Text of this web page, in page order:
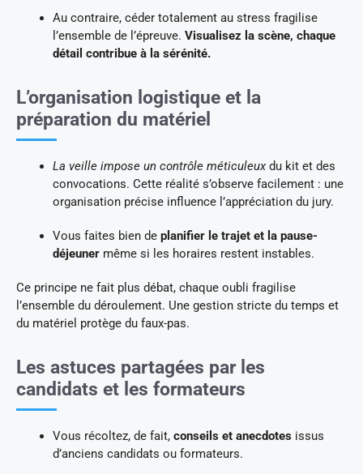
Au contraire, céder totalement au stress fragilise
l’ensemble de l’épreuve. Visualisez la scène, chaque
détail contribue à la sérénité.
L’organisation logistique et la
préparation du matériel
La veille impose un contrôle méticuleuxdu kit et des
convocations. Cette réalité s’observe facilement : une
organisation précise influence l’appréciation du jury.
Vous faites bien de planifier le trajet et la pause-
déjeuner même si les horaires restent instables.
Ce principe ne fait plus débat, chaque oubli fragilise
l’ensemble du déroulement. Une gestion stricte du temps et
du matériel protège du faux-pas.
Les astuces partagées par les
candidats et les formateurs
Vous récoltez, de fait, conseils et anecdotes issus
d’anciens candidats ou formateurs.